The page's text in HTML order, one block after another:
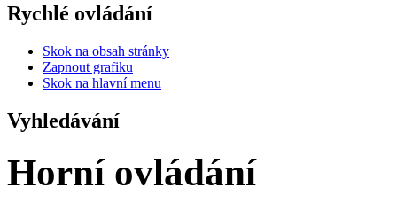
Rychlé ovládání
Skok na obsah stránky
Zapnout grafiku
Skok na hlavní menu
Vyhledávání
Horní ovládání